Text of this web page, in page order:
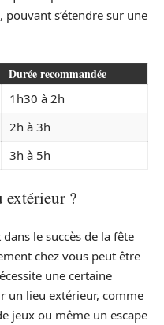
s’étendre sur une
Durée recommandée
1h30 à 2h
2h à 3h
3h à 5h
?
le succès de la fête
chez vous peut être
une certaine
un lieu extérieur, comme
jeux ou même un escape